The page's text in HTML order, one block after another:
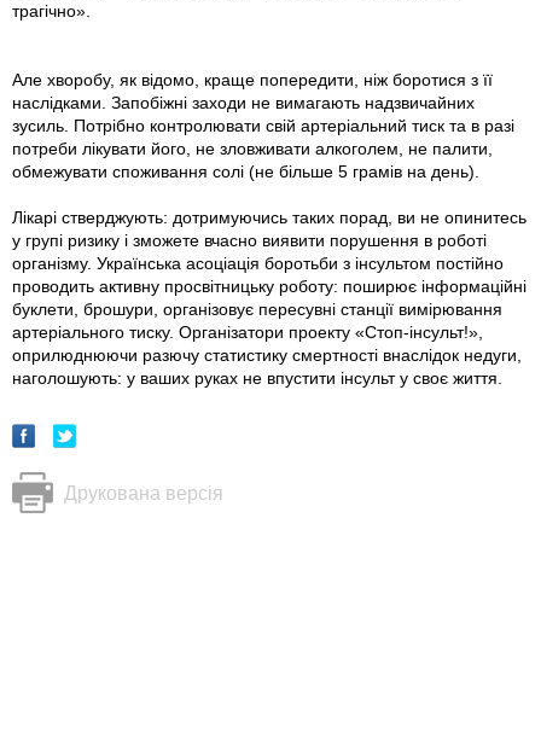
трагічно».
Але хворобу, як відомо, краще попередити, ніж боротися з її
наслідками. Запобіжні заходи не вимагають надзвичайних
зусиль. Потрібно контролювати свій артеріальний тиск та в разі
потреби лікувати його, не зловживати алкоголем, не палити,
обмежувати споживання солі (не більше 5 грамів на день).
Лікарі стверджують: дотримуючись таких порад, ви не опинитесь
у групі ризику і зможете вчасно виявити порушення в роботі
організму. Українська асоціація боротьби з інсультом постійно
проводить активну просвітницьку роботу: поширює інформаційні
буклети, брошури, організовує пересувні станції вимірювання
артеріального тиску. Організатори проекту «Стоп-інсульт!»,
оприлюднюючи разючу статистику смертності внаслідок недуги,
наголошують: у ваших руках не впустити інсульт у своє життя.
Друкована версія